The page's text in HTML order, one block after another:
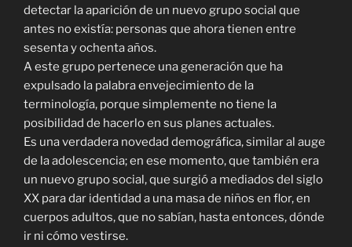
detectar la aparición de un nuevo grupo social que
antes no existía: personas que ahora tienen entre
sesenta y ochenta años.
A este grupo pertenece una generación que ha
expulsado la palabra envejecimiento de la
terminología, porque simplemente no tiene la
posibilidad de hacerlo en sus planes actuales.
Es una verdadera novedad demográfica, similar al auge
de la adolescencia; en ese momento, que también era
un nuevo grupo social, que surgió a mediados del siglo
XX para dar identidad a una masa de niños en flor, en
cuerpos adultos, que no sabían, hasta entonces, dónde
ir ni cómo vestirse.